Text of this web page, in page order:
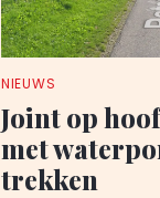
NIEUWS
Joint op
met
trekken